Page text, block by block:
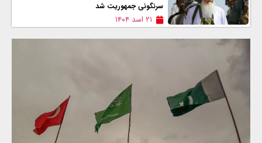
سرنگونی جمهوریت شد
۲۱ اسد ۱۴۰۴